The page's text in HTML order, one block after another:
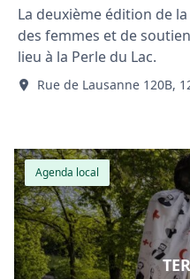
La deuxième édition de
des femmes et de
lieu à la Perle du Lac.
Rue de Lausanne 120B,
Agenda local